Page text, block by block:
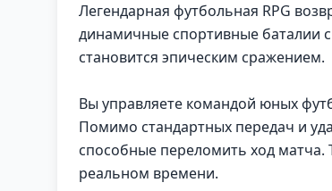
Легендарная футбольная RPG
динамичные спортивные баталии
становится эпическим сражением.
Вы управляете командой юных
Помимо стандартных передач и
способные переломить ход
реальном времени.